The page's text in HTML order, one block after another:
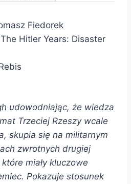
Fiedorek
The Hitler Years: Disaster
udowodniając, że wiedza
Trzeciej Rzeszy wcale
skupia się na militarnym
zwrotnych drugiej
miały kluczowe
Pokazuje stosunek